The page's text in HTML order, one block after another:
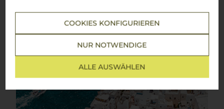
COOKIES KONFIGURIEREN
NUR NOTWENDIGE
ALLE AUSWÄHLEN